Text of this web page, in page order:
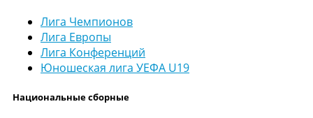
Лига Чемпионов
Лига Европы
Лига Конференций
Юношеская лига УЕФА U19
Национальные сборные